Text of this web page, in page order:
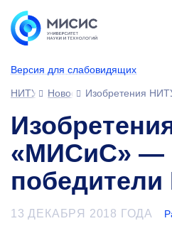
Версия для слабовидящих
НИТУ МИСИС
НовостиИзобретения
«МИСиС» —
победители
13 ДЕКАБРЯ 2018 ГОДА